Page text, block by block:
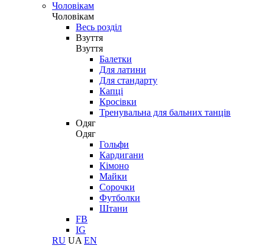
Чоловікам
Чоловікам
Весь розділ
Взуття
Взуття
Балетки
Для латини
Для стандарту
Капці
Кросівки
Тренувальна для бальних танців
Одяг
Одяг
Гольфи
Кардигани
Кімоно
Майки
Сорочки
Футболки
Штани
FB
IG
RU UA EN